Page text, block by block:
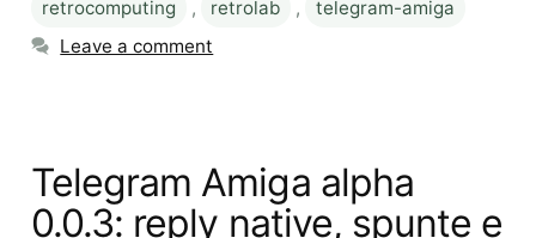
retrocomputing
, retrolab ,
telegram-amiga
Leave a comment
Telegram Amiga alpha
0.0.3: reply native, spunte e